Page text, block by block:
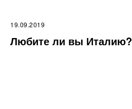
19.09.2019
Любите ли вы Италию?